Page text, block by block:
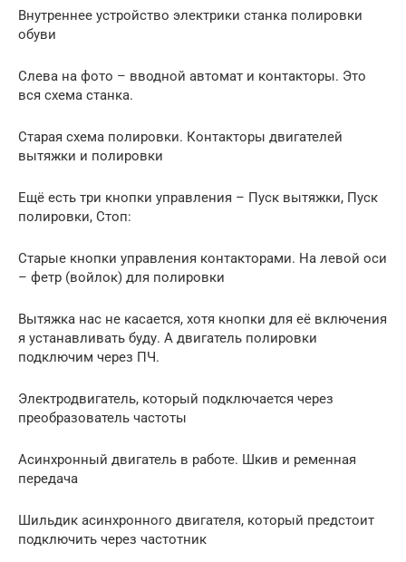
Внутреннее устройство электрики станка полировки
обуви
Слева на фото – вводной автомат и контакторы. Это
вся схема станка.
Старая схема полировки. Контакторы двигателей
вытяжки и полировки
Ещё есть три кнопки управления – Пуск вытяжки, Пуск
полировки, Стоп:
Старые кнопки управления контакторами. На левой оси
– фетр (войлок) для полировки
Вытяжка нас не касается, хотя кнопки для её включения
я устанавливать буду. А двигатель полировки
подключим через ПЧ.
Электродвигатель, который подключается через
преобразователь частоты
Асинхронный двигатель в работе. Шкив и ременная
передача
Шильдик асинхронного двигателя, который предстоит
подключить через частотник